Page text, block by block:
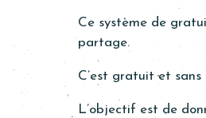
Ce système de
partage.
C’est gratuit et
L’objectif est de